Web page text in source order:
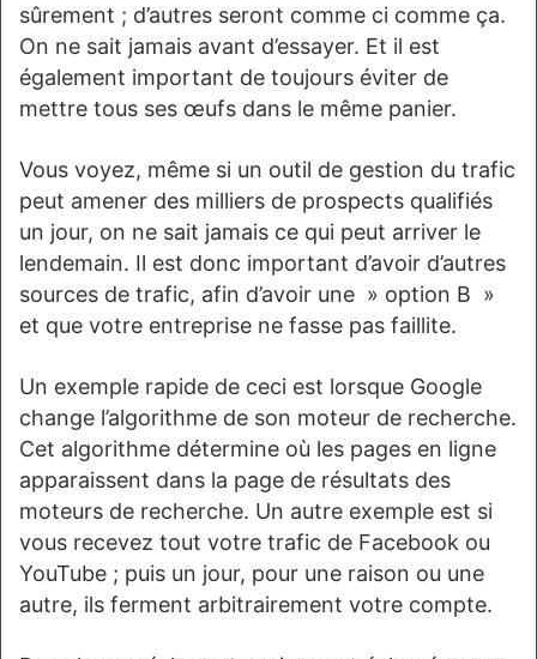
sûrement ; d’autres seront comme ci comme ça.
On ne sait jamais avant d’essayer. Et il est
également important de toujours éviter de
mettre tous ses œufs dans le même panier.
Vous voyez, même si un outil de gestion du trafic
peut amener des milliers de prospects qualifiés
un jour, on ne sait jamais ce qui peut arriver le
lendemain. Il est donc important d’avoir d’autres
sources de trafic, afin d’avoir une » option B »
et que votre entreprise ne fasse pas faillite.
Un exemple rapide de ceci est lorsque Google
change l’algorithme de son moteur de recherche.
Cet algorithme détermine où les pages en ligne
apparaissent dans la page de résultats des
moteurs de recherche. Un autre exemple est si
vous recevez tout votre trafic de Facebook ou
YouTube ; puis un jour, pour une raison ou une
autre, ils ferment arbitrairement votre compte.